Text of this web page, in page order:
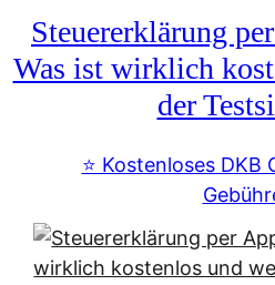
&
f
r
e
u
s
a
h
g
s
y
Steuererklärung
Was ist wirklich
der
⭐️ Kostenloses